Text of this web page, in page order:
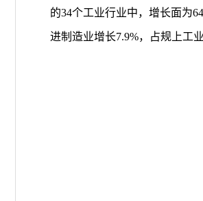
的34个工业行业中，增长面为
进制造业增长7.9%，占规上工